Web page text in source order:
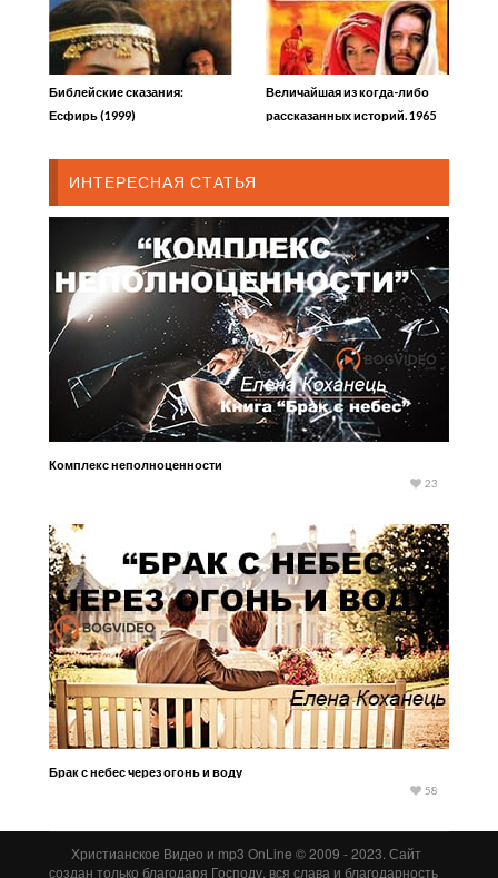
Библейские сказания:
Есфирь (1999)
Величайшая из когда-либо
рассказанных историй. 1965
ИНТЕРЕСНАЯ СТАТЬЯ
Комплекс неполноценности
23
Брак с небес через огонь и воду
58
Христианское Видео и mp3 OnLine © 2009 - 2023. Сайт
создан только благодаря Господу, вся слава и благодарность